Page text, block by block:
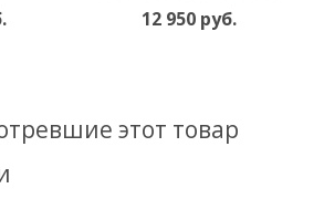
12 950 руб.
этот товар